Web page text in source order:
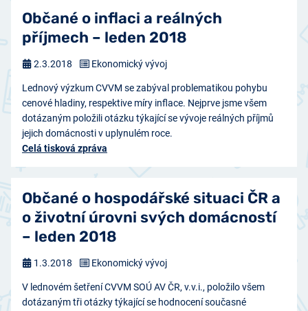
Občané o inflaci a reálných
příjmech – leden 2018
Lednový výzkum CVVM se zabýval problematikou pohybu
cenové hladiny, respektive míry inflace. Nejprve jsme všem
dotázaným položili otázku týkající se vývoje reálných příjmů
jejich domácnosti v uplynulém roce.
Celá tisková zpráva
2.3.2018 Ekonomický vývoj
Občané o hospodářské situaci ČR a
o životní úrovni svých domácností
– leden 2018
V lednovém šetření CVVM SOÚ AV ČR, v.v.i., položilo všem
dotázaným tři otázky týkající se hodnocení současné
1.3.2018 Ekonomický vývoj